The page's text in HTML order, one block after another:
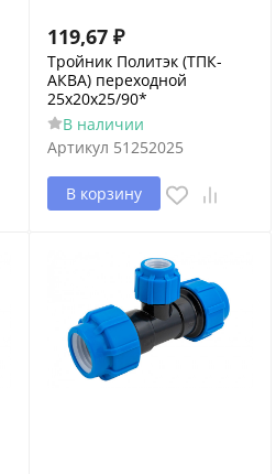
119,67 ₽
Тройник Политэк (ТПК-
АКВА) переходной
25х20х25/90*
В наличии
Артикул 51252025
В корзину